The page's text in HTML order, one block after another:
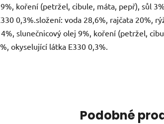
koření (petržel, cibule, máta, pepř), sůl
0,3%.složení: voda 28,6%, rajčata 20%,
slunečnicový olej 9%, koření (petržel,
okyselující látka E330 0,3%.
Podobné